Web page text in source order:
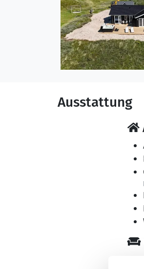
Die
es
Ausstattung